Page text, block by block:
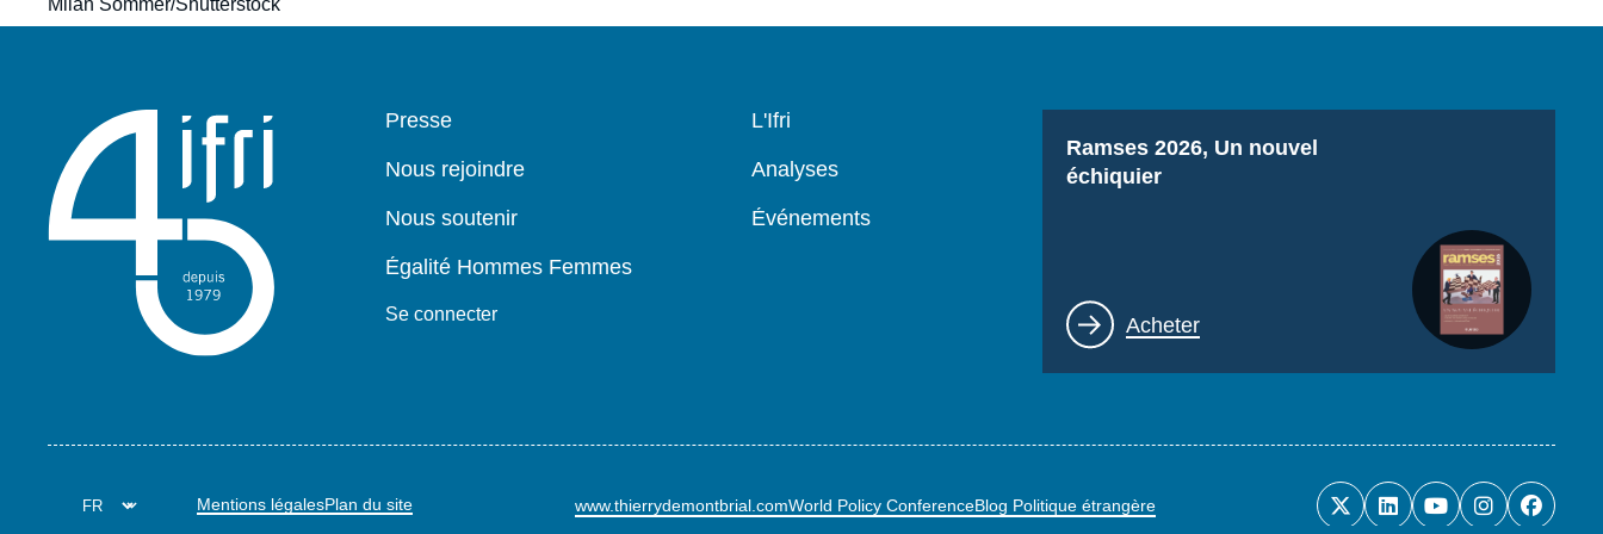
Pied
Presse
Nous rejoindre
Nous soutenir
Égalité Hommes Femmes
Se connecter
Navigation
L'Ifri
Analyses
Événements
Titre
Ramses 2026, Un nouvel
échiquier
Lien
Acheter
Mentions légalesPlan du site www.thierrydemontbrial.comWorld Policy ConferenceBlog Politique étrangère